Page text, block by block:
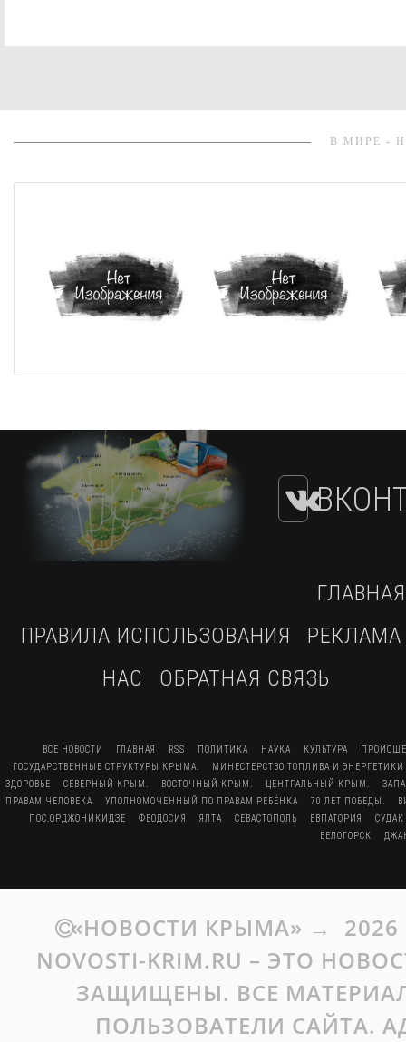
В МИРЕ -
ГЛАВНАЯ
ПРАВИЛА ИСПОЛЬЗОВАНИЯ
РЕКЛАМА
НАС
ОБРАТНАЯ СВЯЗЬ
ВСЕ НОВОСТИ ГЛАВНАЯ RSS ПОЛИТИКА НАУКА КУЛЬТУРА
ГОСУДАРСТВЕННЫЕ СТРУКТУРЫ КРЫМА.
МИНЕСТЕРСТВО ТОПЛИВА И
ЗДОРОВЬЕ
СЕВЕРНЫЙ КРЫМ. ВОСТОЧНЫЙ КРЫМ. ЦЕНТРАЛЬНЫЙ КРЫМ.
ПРАВАМ ЧЕЛОВЕКА
УПОЛНОМОЧЕННЫЙ ПО ПРАВАМ РЕБЁНКА 70 ЛЕТ ПОБЕДЫ.
ПОС.ОРДЖОНИКИДЗЕ
ФЕОДОСИЯ ЯЛТА СЕВАСТОПОЛЬ ЕВПАТОРИЯ
СУДАК
БЕЛОГОРСК
«НОВОСТИ КРЫМА» → 2026
NOVOSTI-KRIM.RU – ЭТО
ЗАЩИЩЕНЫ. ВСЕ
ПОЛЬЗОВАТЕЛИ САЙТА.